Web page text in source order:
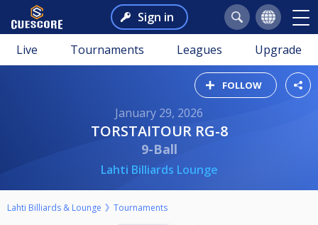
Sign in
Live Tournaments Leagues Upgrade
FOLLOW
January 29, 2026
TORSTAITOUR RG-8
9-Ball
Lahti Billiards Lounge
Lahti Billiards & Lounge Tournaments